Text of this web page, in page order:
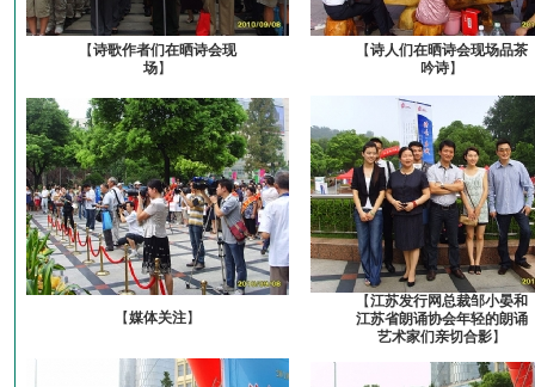
【诗歌作者们在晒诗会现
场】
【诗人们在晒诗会现场品茶
吟诗】
【媒体关注】
【江苏发行网总裁邹小晏和
江苏省朗诵协会年轻的朗诵
艺术家们亲切合影】